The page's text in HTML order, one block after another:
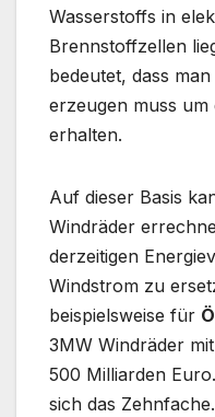
Wasserstoffs in
Brennstoffzellen
bedeutet, dass
erzeugen muss
erhalten.
Auf dieser Basis
Windräder
derzeitigen
Windstrom zu
beispielsweise für
3MW Windräder
500 Milliarden
sich das